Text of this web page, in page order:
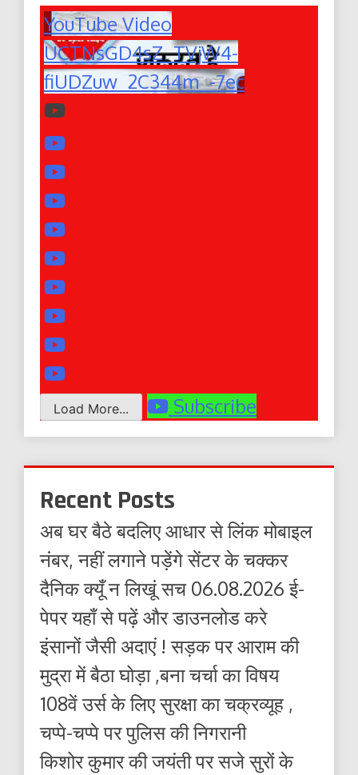
YouTube Video
UCTNsGD4sZ_TVjW4-
fiUDZuw_2C344m_-7ec
Load More... Subscribe
Recent Posts
अब घर बैठे बदलिए आधार से लिंक मोबाइल
नंबर, नहीं लगाने पड़ेंगे सेंटर के चक्कर
दैनिक क्यूँ न लिखूं सच 06.08.2026 ई-
पेपर यहाँ से पढ़ें और डाउनलोड करे
इंसानों जैसी अदाएं ! सड़क पर आराम की
मुद्रा में बैठा घोड़ा ,बना चर्चा का विषय
108वें उर्स के लिए सुरक्षा का चक्रव्यूह ,
चप्पे-चप्पे पर पुलिस की निगरानी
किशोर कुमार की जयंती पर सजे सुरों के